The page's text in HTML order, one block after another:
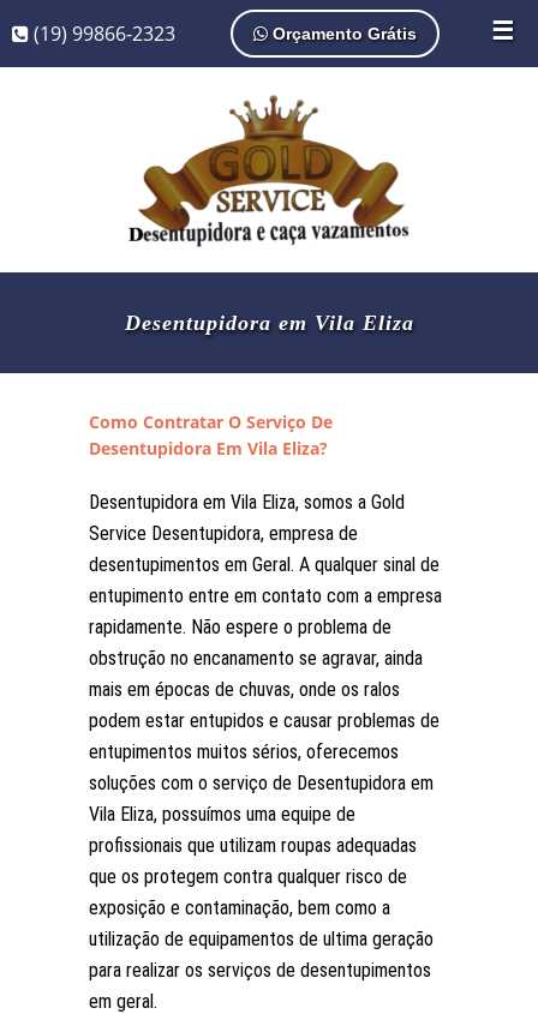
☰
(19) 99866-2323 Orçamento Grátis
Desentupidora em Vila Eliza
Como Contratar O Serviço De
Desentupidora Em Vila Eliza?
Desentupidora em Vila Eliza, somos a Gold
Service Desentupidora, empresa de
desentupimentos em Geral. A qualquer sinal de
entupimento entre em contato com a empresa
rapidamente. Não espere o problema de
obstrução no encanamento se agravar, ainda
mais em épocas de chuvas, onde os ralos
podem estar entupidos e causar problemas de
entupimentos muitos sérios, oferecemos
soluções com o serviço de Desentupidora em
Vila Eliza, possuímos uma equipe de
profissionais que utilizam roupas adequadas
que os protegem contra qualquer risco de
exposição e contaminação, bem como a
utilização de equipamentos de ultima geração
para realizar os serviços de desentupimentos
em geral.